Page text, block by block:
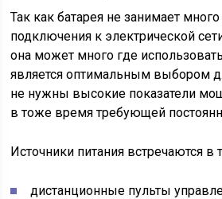
Так как батарея не занимает
подключения к электрической
она может много где
является оптимальным выбором
не нужны высокие показатели
в тоже время требующей
Источники питания встречаются в
дистанционные пульты